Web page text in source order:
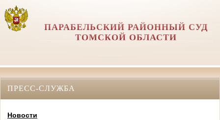
ПАРАБЕЛЬСКИЙ РАЙОННЫЙ СУД
ТОМСКОЙ ОБЛАСТИ
ПРЕСС-СЛУЖБА
Новости